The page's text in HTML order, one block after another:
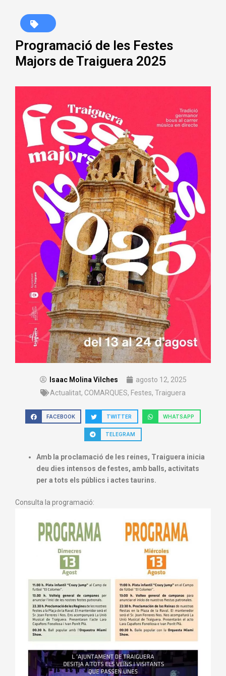
Programació de les Festes
Majors de Traiguera 2025
Isaac Molina Vilches
agosto 12, 2025
Actualitat, COMARQUES, Festes, Traiguera
FACEBOOK TWITTER WHATSAPP
TELEGRAM
Amb la proclamació de les reines, Traiguera inicia
deu dies intensos de festes, amb balls, activitats
per a tots els públics i actes taurins.
Consulta la programació: